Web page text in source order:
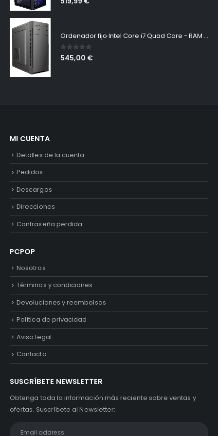
Ordenador fijo Intel Core i7 Quad Core - RAM 16 GB - SSD 240 - HDD 1TB - Tarjeta de vídeo dedicada 4 GB - LICENCIA ORIGINAL MICROSOFT WINDOWS 10 PRO - MASTERIZADOR DVD - PC DESKTOP
0out of 5
545,00 €
MI CUENTA
Detalles de la cuenta
Pedidos
Descargas
Direcciones
Contraseña perdida
PCPOP
Nosotros
Términos y condiciones
Devoluciones y reembolsos
Política de privacidad
Aviso legal
Contacto
SUSCRÍBETE NEWSLETTER
Obtenga toda la información más reciente sobre ventas y
ofertas. Suscríbete al Newsletter: